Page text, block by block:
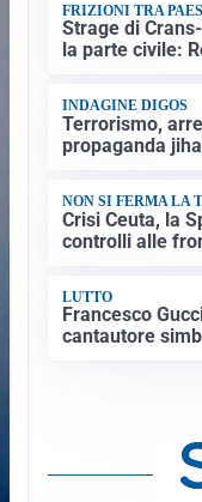
FRIZIONI TRA
Strage di
la parte civile:
INDAGINE DIGOS
Terrorismo,
propaganda
NON SI FERMA LA
Crisi Ceuta, la
controlli alle
LUTTO
Francesco
cantautore